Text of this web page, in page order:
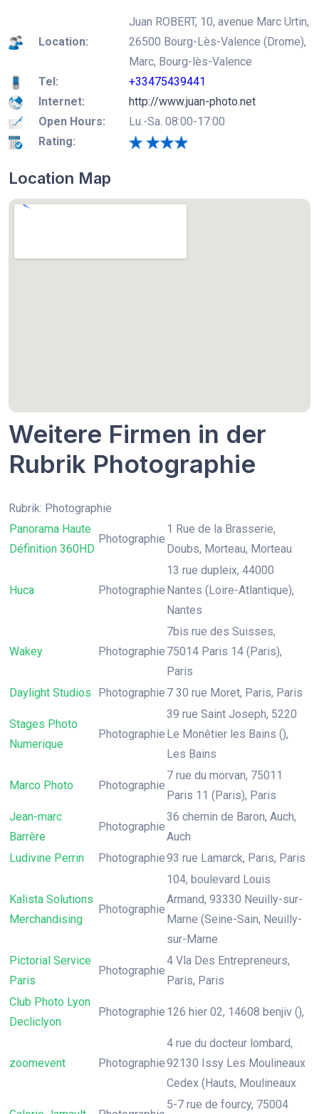
Location:
Juan ROBERT, 10, avenue Marc Urtin,
26500 Bourg-Lès-Valence (Drome),
Marc, Bourg-lès-Valence
Tel:
+33475439441
Internet:
http://www.juan-photo.net
Open Hours:
Lu.-Sa. 08:00-17:00
Rating:
Location Map
Weitere Firmen in der
Rubrik Photographie
Rubrik: Photographie
Panorama Haute
Définition 360HD
Photographie
1 Rue de la Brasserie,
Doubs, Morteau, Morteau
Huca Photographie
13 rue dupleix, 44000
Nantes (Loire-Atlantique),
Nantes
Wakey Photographie
7bis rue des Suisses,
75014 Paris 14 (Paris),
Paris
Daylight Studios
Photographie 7 30 rue Moret, Paris, Paris
Stages Photo
Numerique
Photographie
39 rue Saint Joseph, 5220
Le Monêtier les Bains (),
Les Bains
Marco Photo Photographie
7 rue du morvan, 75011
Paris 11 (Paris), Paris
Jean-marc
Barrère
Photographie
36 chemin de Baron, Auch,
Auch
Ludivine Perrin
Photographie93 rue Lamarck, Paris, Paris
Kalista Solutions
Merchandising
Photographie
104, boulevard Louis
Armand, 93330 Neuilly-sur-
Marne (Seine-Sain, Neuilly-
sur-Marne
Pictorial Service
Paris
Photographie
4 Vla Des Entrepreneurs,
Paris, Paris
Club Photo Lyon
Decliclyon
Photographie 126 hier 02, 14608 benjiv (),
zoomevent Photographie
4 rue du docteur lombard,
92130 Issy Les Moulineaux
Cedex (Hauts, Moulineaux
5-7 rue de fourcy, 75004